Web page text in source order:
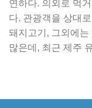
연하다. 의외로 먹
다. 관광객을 상대
돼지고기, 그외에는
많은데, 최근 제주